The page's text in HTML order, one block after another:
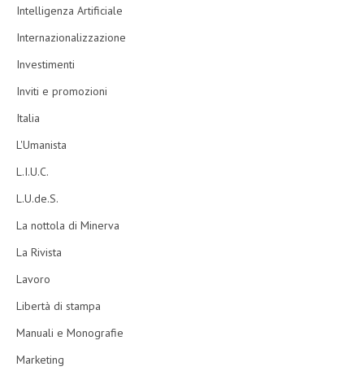
Intelligenza Artificiale
Internazionalizzazione
Investimenti
Inviti e promozioni
Italia
L'Umanista
L.I.U.C.
L.U.de.S.
La nottola di Minerva
La Rivista
Lavoro
Libertà di stampa
Manuali e Monografie
Marketing